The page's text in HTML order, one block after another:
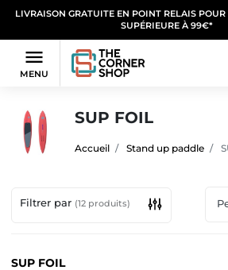
LIVRAISON GRATUITE EN POINT RELAIS
SUPÉRIEURE À 99€*

MENU
SUP FOIL
Accueil Stand up paddle
Filtrer par (12 produits)
SUP FOIL